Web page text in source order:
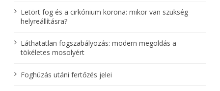
á
i
Letört fog és a cirkónium korona: mikor van szükség
helyreállításra?
Láthatatlan fogszabályozás: modern megoldás a
tökéletes mosolyért
Foghúzás utáni fertőzés jelei